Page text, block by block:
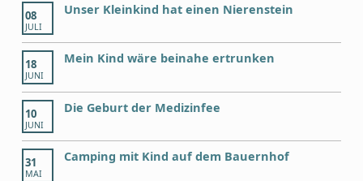
08
JULI
Unser Kleinkind hat einen Nierenstein
18
JUNI
Mein Kind wäre beinahe ertrunken
10
JUNI
Die Geburt der Medizinfee
31
MAI
Camping mit Kind auf dem Bauernhof